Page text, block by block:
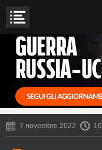
7 novembre 2022